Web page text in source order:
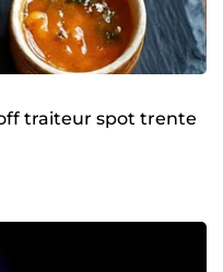
traiteur spot trente